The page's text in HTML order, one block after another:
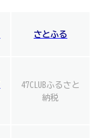
さとふる
47CLUBふるさと
納税